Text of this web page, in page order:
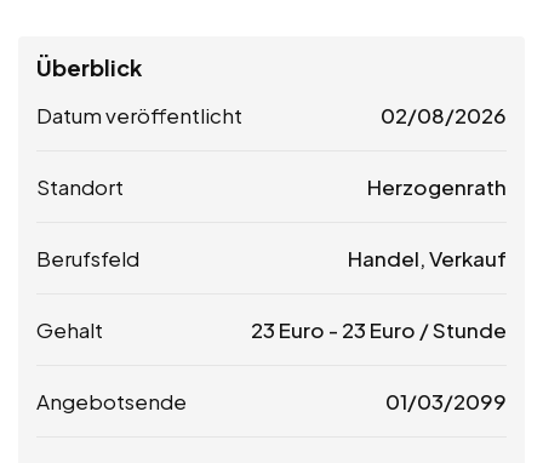
Überblick
Datum veröffentlicht 02/08/2026
Standort Herzogenrath
Berufsfeld Handel, Verkauf
Gehalt 23 Euro - 23 Euro / Stunde
Angebotsende 01/03/2099